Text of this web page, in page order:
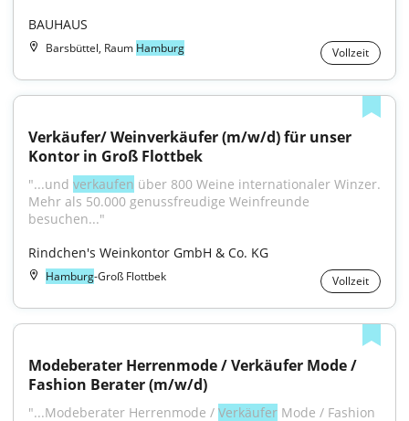
BAUHAUS
Barsbüttel, Raum Hamburg Vollzeit
Verkäufer/ Weinverkäufer (m/w/d) für unser
Kontor in Groß Flottbek
"...und verkaufen über 800 Weine internationaler Winzer.
Mehr als 50.000 genussfreudige Weinfreunde
besuchen..."
Rindchen's Weinkontor GmbH & Co. KG
Hamburg-Groß Flottbek Vollzeit
Modeberater Herrenmode / Verkäufer Mode /
Fashion Berater (m/w/d)
"...Modeberater Herrenmode / Verkäufer Mode / Fashion